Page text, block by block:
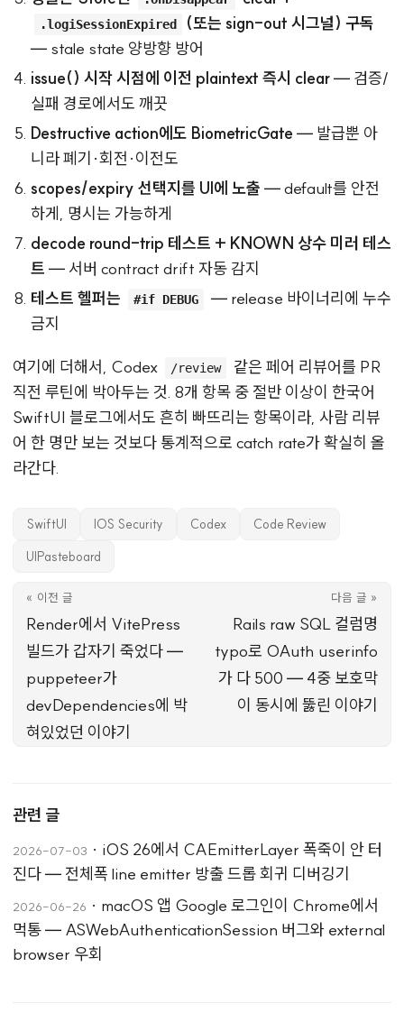
.logiSessionExpired
(또는 sign-out 시그널) 구독
— stale state 양방향 방어
issue() 시작 시점에 이전 plaintext 즉시 clear— 검증/
실패 경로에서도 깨끗
Destructive action에도 BiometricGate — 발급뿐 아
니라 폐기·회전·이전도
scopes/expiry 선택지를 UI에 노출 — default를 안전
하게, 명시는 가능하게
decode round-trip 테스트 + KNOWN 상수 미러 테스
트 — 서버 contract drift 자동 감지
테스트 헬퍼는
#if DEBUG
— release 바이너리에 누수
금지
여기에 더해서, Codex /review
같은 페어 리뷰어를 PR
직전 루틴에 박아두는 것. 8개 항목 중 절반 이상이 한국어
SwiftUI 블로그에서도 흔히 빠뜨리는 항목이라, 사람 리뷰
어 한 명만 보는 것보다 통계적으로 catch rate가 확실히 올
라간다.
SwiftUI IOS Security Codex
Code Review
UIPasteboard
« 이전 글
Render에서 VitePress
빌드가 갑자기 죽었다 —
puppeteer가
devDependencies에 박
혀있었던 이야기
다음 글 »
Rails raw SQL 컬럼명
typo로 OAuth userinfo
가 다 500 — 4중 보호막
이 동시에 뚫린 이야기
관련 글
2026-07-03 · iOS 26에서 CAEmitterLayer 폭죽이 안 터
진다 — 전체폭 line emitter 방출 드롭 회귀 디버깅기
2026-06-26 · macOS 앱 Google 로그인이 Chrome에서
먹통 — ASWebAuthenticationSession 버그와 external
browser 우회